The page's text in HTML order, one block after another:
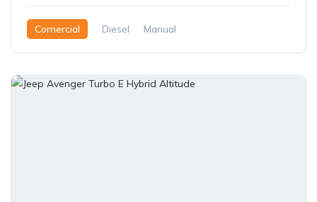
Comercial Diesel Manual